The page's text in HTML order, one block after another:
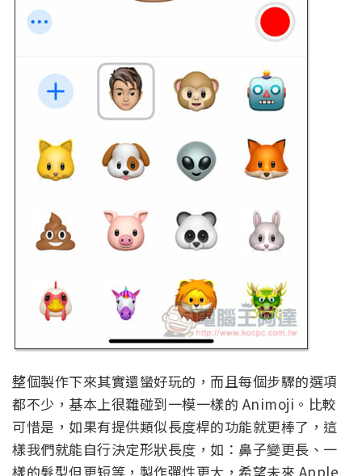
整個製作下來其實還蠻好玩的，而且每個步驟的選項
都不少，基本上很難碰到一模一樣的 Animoji。比較
可惜是，如果有提供類似長度桿的功能就更棒了，這
樣我們就能自行決定形狀長度，如：鼻子變更長、一
樣的髮型但更短等，製作彈性更大，希望未來 Apple